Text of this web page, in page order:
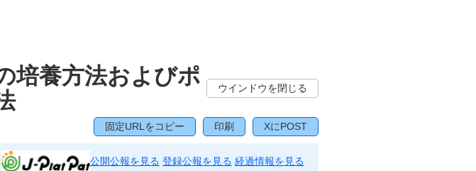
培養方法およびポ
ウインドウを閉じる
固定URLをコピー 印刷 XにPOST
公開公報を見る 登録公報を見る 経過情報を見る